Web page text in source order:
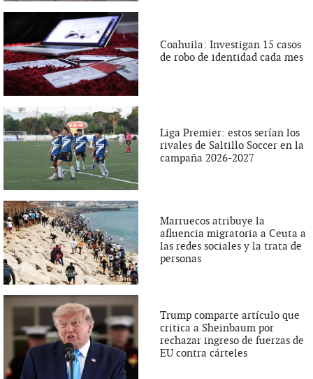
Coahuila: Investigan 15 casos
de robo de identidad cada mes
Liga Premier: estos serían los
rivales de Saltillo Soccer en la
campaña 2026-2027
Marruecos atribuye la
afluencia migratoria a Ceuta a
las redes sociales y la trata de
personas
Trump comparte artículo que
critica a Sheinbaum por
rechazar ingreso de fuerzas de
EU contra cárteles